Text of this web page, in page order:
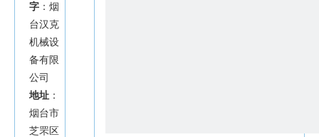
字 ：烟
台汉克
机械设
备有限
公司
地址 ：
烟台市
芝罘区